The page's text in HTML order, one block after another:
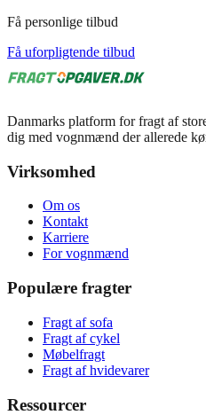
Få personlige tilbud
Få uforpligtende tilbud
Danmarks platform for fragt af
dig med vognmænd der allerede
Virksomhed
Om os
Kontakt
Karriere
For vognmænd
Populære fragter
Fragt af sofa
Fragt af cykel
Møbelfragt
Fragt af hvidevarer
Ressourcer